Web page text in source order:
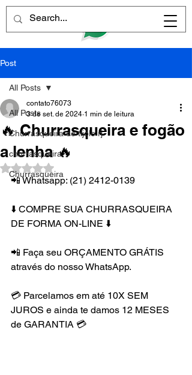
Post
All Posts
Churrasqueira de tijolo rj
churrasqueira
Churrasqueira
All Posts
🔥 Churrasqueira e fogão
a lenha 🔥
contato76073
3 de set. de 2024 1 min de leitura
Avaliado com NaN de 5 estrelas.
📲 Whatsapp: (21) 2412-0139
⬇️ COMPRE SUA CHURRASQUEIRA
DE FORMA ON-LINE ⬇️
📲 Faça seu ORÇAMENTO GRÁTIS
através do nosso WhatsApp.
💳 Parcelamos em até 10X SEM
JUROS e ainda te damos 12 MESES
de GARANTIA 💳